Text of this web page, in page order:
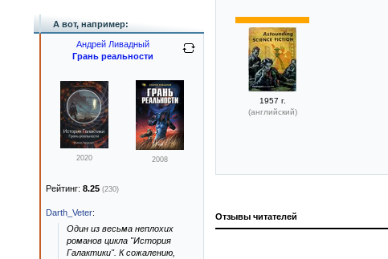
1957 г.
(английский)
Отзывы читателей
А вот, например:
Андрей Ливадный
Грань реальности
2020 2008
Рейтинг: 8.25 (230)
Darth_Veter:
Один из весьма неплохих
романов цикла "История
Галактики". К сожалению,